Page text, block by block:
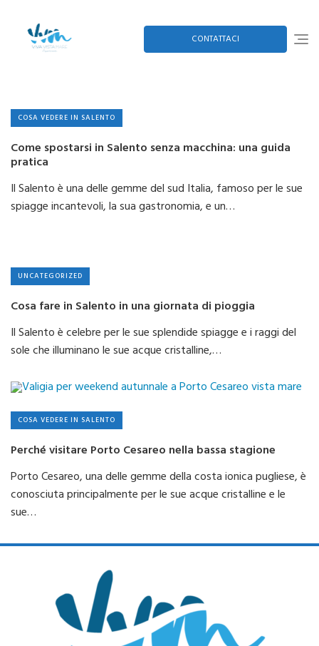
content
CONTATTACI
COSA VEDERE IN SALENTO
Come spostarsi in Salento senza macchina: una guida
pratica
Il Salento è una delle gemme del sud Italia, famoso per le sue
spiagge incantevoli, la sua gastronomia, e un…
UNCATEGORIZED
Cosa fare in Salento in una giornata di pioggia
Il Salento è celebre per le sue splendide spiagge e i raggi del
sole che illuminano le sue acque cristalline,…
COSA VEDERE IN SALENTO
Perché visitare Porto Cesareo nella bassa stagione
Porto Cesareo, una delle gemme della costa ionica pugliese, è
conosciuta principalmente per le sue acque cristalline e le
sue…